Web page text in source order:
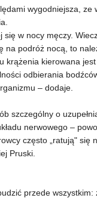
wygodniejsza, ze
w nocy męczy.
na podróż nocą, to
krążenia kierowana
odbierania
– dodaje.
szczególny o
nerwowego –
często „ratują" się
Pruski.
przede wszystkim: